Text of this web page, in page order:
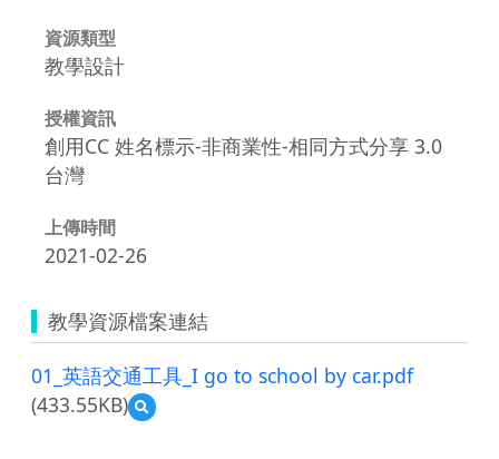
資源類型
教學設計
授權資訊
創用CC 姓名標示-非商業性-相同方式分享 3.0
台灣
上傳時間
2021-02-26
教學資源檔案連結
01_英語交通工具_I go to school by car.pdf
(433.55KB)
預
覽